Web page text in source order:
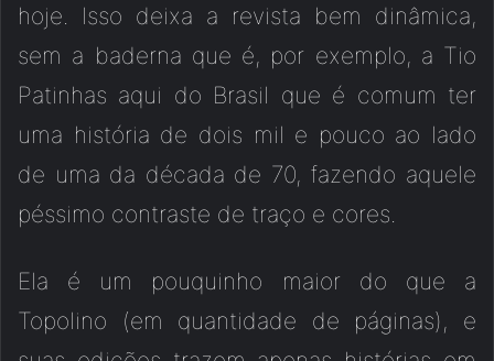
hoje. Isso deixa a revista bem dinâmica,
sem a baderna que é, por exemplo, a Tio
Patinhas aqui do Brasil que é comum ter
uma história de dois mil e pouco ao lado
de uma da década de 70, fazendo aquele
péssimo contraste de traço e cores.
Ela é um pouquinho maior do que a
Topolino (em quantidade de páginas), e